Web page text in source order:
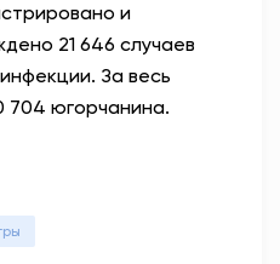
и
21 646 случаев
За весь
704 югорчанина.